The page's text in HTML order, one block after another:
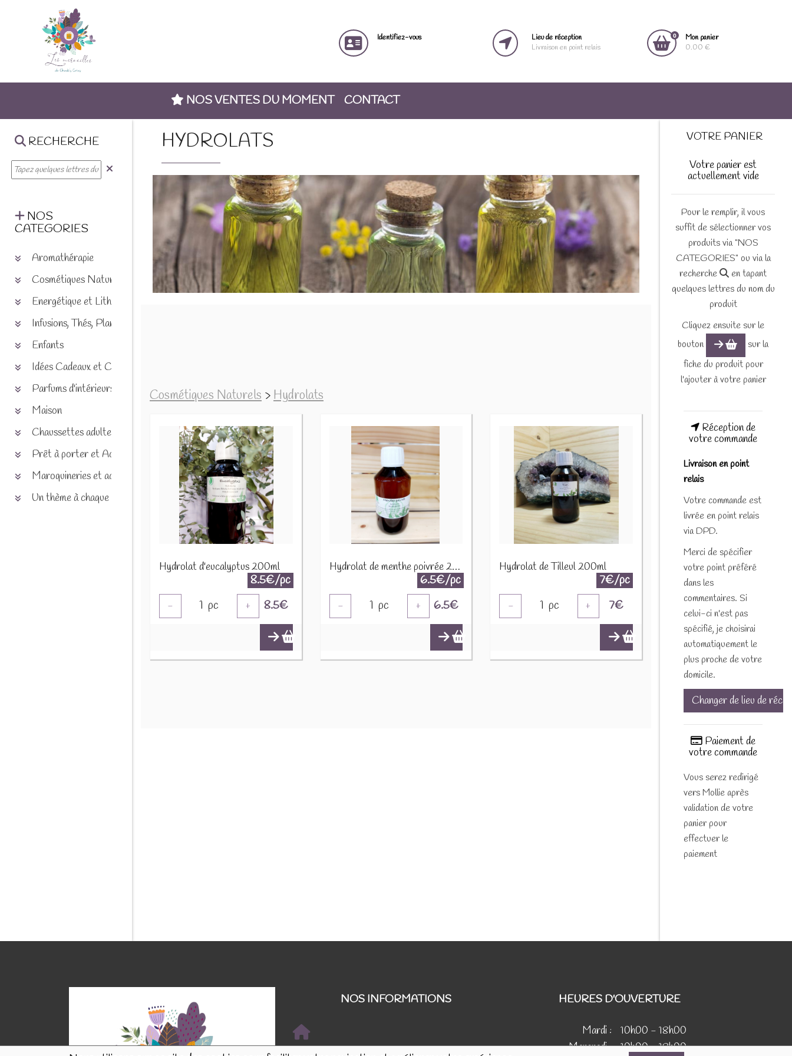
Identifiez-vous
Lieu de réception
Livraison en point relais
0
Mon panier
0.00 €
NOS VENTES DU MOMENT CONTACT
RECHERCHE
NOS
CATEGORIES
Aromathérapie
Cosmétiques Naturels
Energétique et Lithothérapie
Infusions, Thés, Plantes et produits naturels
Enfants
Idées Cadeaux et Chèques
Parfums d'intérieurs
Maison
Chaussettes adultes et enfants
Prêt à porter et Accessoires
Maroquineries et accessoires
Un thème à chaque saison
HYDROLATS
Cosmétiques Naturels >Hydrolats
Hydrolat d'eucalyptus 200ml
8.5€/pc
- 1 pc + 8.5€
Hydrolat de menthe poivrée 200ml
6.5€/pc
- 1 pc + 6.5€
Hydrolat de Tilleul 200ml
7€/pc
- 1 pc + 7€
VOTRE PANIER
Votre panier est
actuellement vide
Pour le remplir, il vous
suffit de sélectionner vos
produits via "NOS
CATEGORIES" ou via la
recherche
en tapant
quelques lettres du nom du
produit
Cliquez ensuite sur le
bouton
sur la
fiche du produit pour
l'ajouter à votre panier
Réception de
votre commande
Livraison en point
relais
Votre commande est
livrée en point relais
via DPD.
Merci de spécifier
votre point préféré
dans les
commentaires. Si
celui-ci n'est pas
spécifié, je choisirai
automatiquement le
plus proche de votre
domicile.
Changer de lieu de
Paiement de
votre commande
Vous serez redirigé
vers Mollie après
validation de votre
panier pour
effectuer le
paiement
NOS INFORMATIONS
Rue de Tournai 32B
HEURES D'OUVERTURE
Mardi :
10h00 - 18h00
Mercredi : 10h00 - 18h00